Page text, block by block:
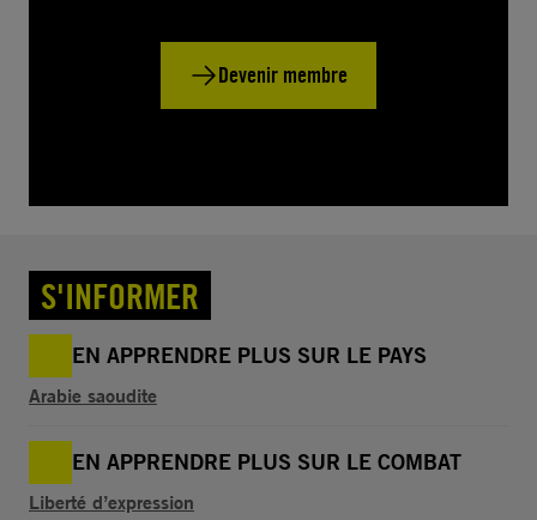
Devenir membre
S'INFORMER
EN APPRENDRE PLUS SUR LE PAYS
Arabie saoudite
EN APPRENDRE PLUS SUR LE COMBAT
Liberté d’expression